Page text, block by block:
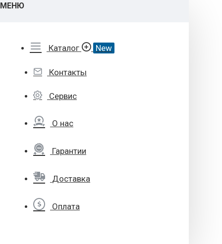
МЕНЮ
Каталог New
Контакты
Сервис
О нас
Гарантии
Доставка
Оплата